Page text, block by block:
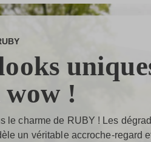
!
le charme de RUBY ! Les
un véritable accroche-regard